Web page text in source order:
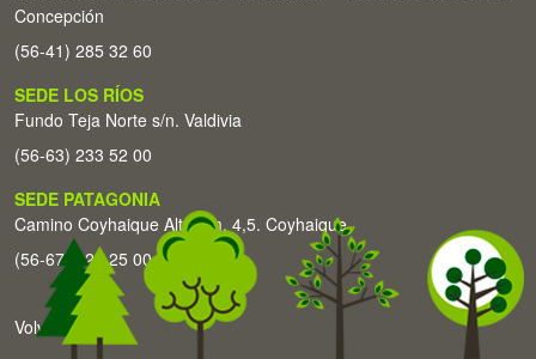
Concepción
(56-41) 285 32 60
SEDE LOS RÍOS
Fundo Teja Norte s/n. Valdivia
(56-63) 233 52 00
SEDE PATAGONIA
Camino Coyhaique Alto Km. 4,5. Coyhaique
(56-67) 226 25 00
Volver arriba